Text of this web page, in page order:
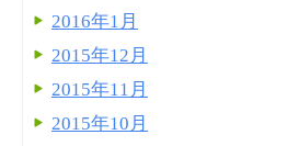
2016年1月
2015年12月
2015年11月
2015年10月